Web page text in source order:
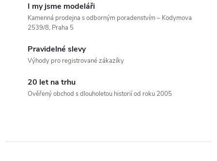
I my jsme modeláři
Kamenná prodejna s odborným poradenstvím – Kodymova
2539/8, Praha 5
Pravidelné slevy
Výhody pro registrované zákazíky
20 let na trhu
Ověřený obchod s dlouholetou historií od roku 2005